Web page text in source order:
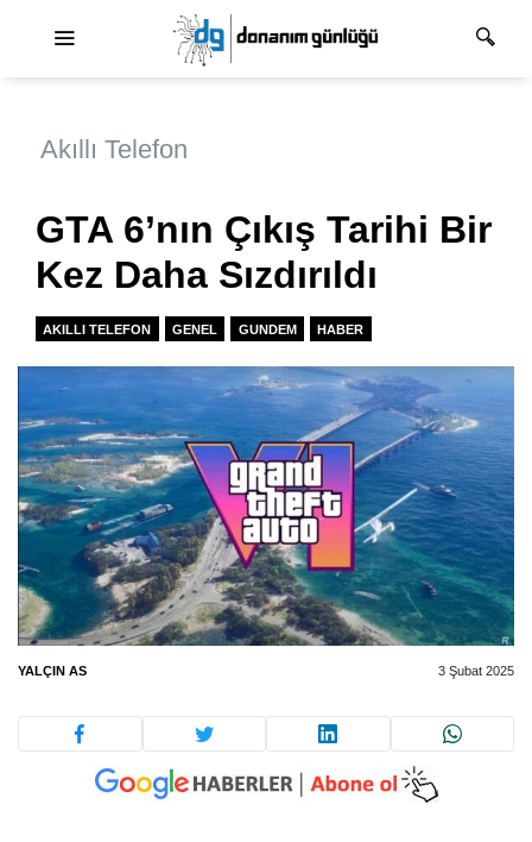
Akıllı Telefon
GTA 6’nın Çıkış Tarihi Bir
Kez Daha Sızdırıldı
AKILLI TELEFON GENEL GUNDEM HABER
YALÇIN AS 3 Şubat 2025